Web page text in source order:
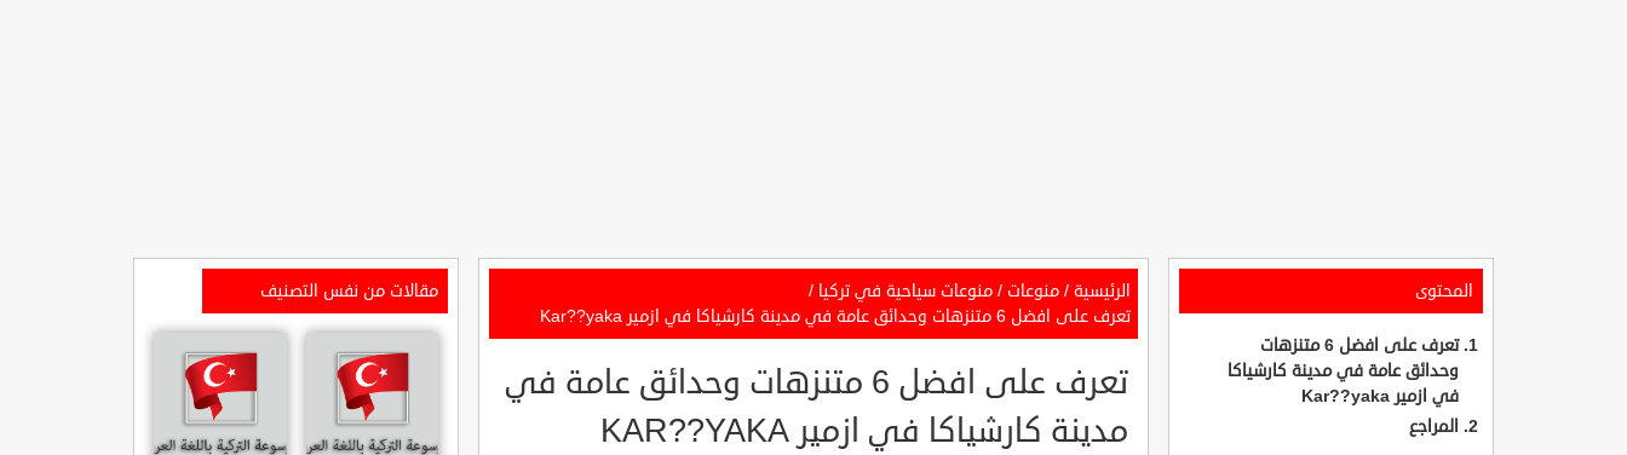
المحتوى
تعرف على افضل 6 متنزهات
وحدائق عامة في مدينة كارشياكا
في ازمير Kar??yaka
المراجع
الرئيسية / منوعات / منوعات سياحية في تركيا /
تعرف على افضل 6 متنزهات وحدائق عامة في مدينة كارشياكا في ازمير Kar??yaka
تعرف على افضل 6 متنزهات وحدائق عامة في
مدينة كارشياكا في ازمير KAR??YAKA
مقالات من نفس التصنيف